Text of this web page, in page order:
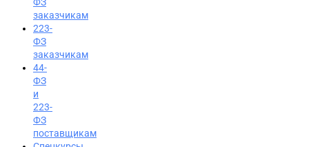
заказчикам
223-
ФЗ
заказчикам
44-
ФЗ
и
223-
ФЗ
поставщикам